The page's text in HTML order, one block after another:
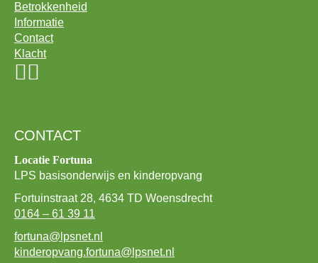
Betrokkenheid
Informatie
Contact
Klacht
CONTACT
Locatie Fortuna
LPS basisonderwijs en kinderopvang
Fortuinstraat 28, 4634 TD Woensdrecht
0164 – 61 39 11
fortuna@lpsnet.nl
kinderopvang.fortuna@lpsnet.nl